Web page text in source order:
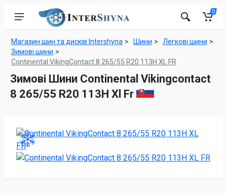
0
Магазин шин та дисків Intershyna Шини
Легкові шини
Зимові шини
Continental VikingContact 8 265/55 R20 113H XL FR
Зимові Шини Continental Vikingcontact
8 265/55 R20 113H Xl Fr